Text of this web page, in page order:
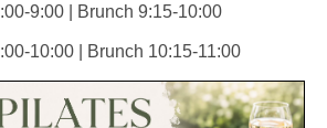
9:00 | Brunch 9:15-10:00
10:00 | Brunch 10:15-11:00